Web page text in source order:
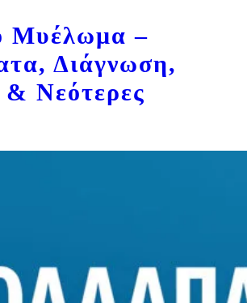
Μυέλωμα –
Διάγνωση,
Νεότερες